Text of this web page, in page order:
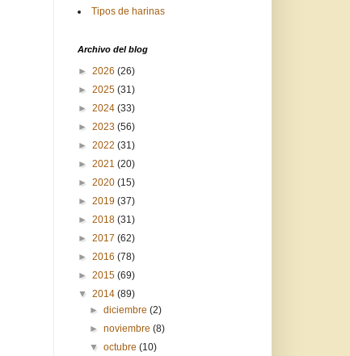
Tipos de harinas
Archivo del blog
► 2026 (26)
► 2025 (31)
► 2024 (33)
► 2023 (56)
► 2022 (31)
► 2021 (20)
► 2020 (15)
► 2019 (37)
► 2018 (31)
► 2017 (62)
► 2016 (78)
► 2015 (69)
▼ 2014 (89)
►diciembre(2)
►noviembre(8)
▼octubre(10)